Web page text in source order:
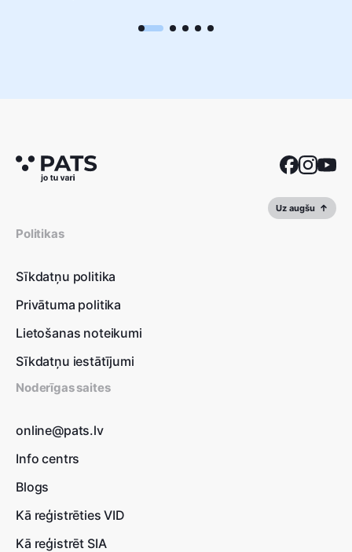
samazināt apliekamo ienākumu? Ja norēķini par
Uz augšu
Politikas
Sīkdatņu politika
Privātuma politika
Lietošanas noteikumi
Sīkdatņu iestātījumi
Noderīgas saites
online@pats.lv
Info centrs
Blogs
Kā reģistrēties VID
Kā reģistrēt SIA